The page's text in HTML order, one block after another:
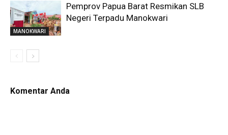
MANOKWARI
Pemprov Papua Barat Resmikan SLB
Negeri Terpadu Manokwari
Komentar Anda